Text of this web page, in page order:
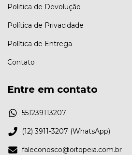
Politica de Devolução
Política de Privacidade
Política de Entrega
Contato
Entre em contato
551239113207
(12) 3911-3207 (WhatsApp)
faleconosco@oitopeia.com.br